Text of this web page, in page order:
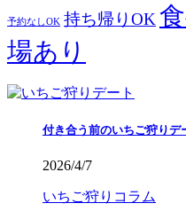
予約なしOK 持ち帰りOK
場あり
付き合う前のいちご狩りデ
2026/4/7
いちご狩りコラム